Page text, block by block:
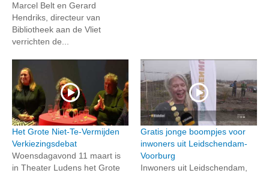
Marcel Belt en Gerard
Hendriks, directeur van
Bibliotheek aan de Vliet
verrichten de...
Het Grote Niet-Te-Vermijden
Verkiezingsdebat
Woensdagavond 11 maart is
in Theater Ludens het Grote
Gratis jonge boompjes voor
inwoners uit Leidschendam-
Voorburg
Inwoners uit Leidschendam,